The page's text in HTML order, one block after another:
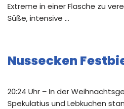
Extreme in einer Flasche zu
Süße, intensive …
Nussecken
20:24 Uhr – In der
Spekulatius und Lebkuchen